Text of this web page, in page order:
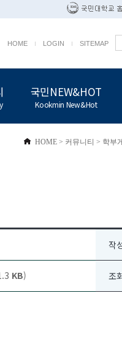
HOME LOGIN SITEMAP
국민NEW&HOT
Kookmin New&Hot
HOME > 커뮤니티 > 학부
작
KB) 조